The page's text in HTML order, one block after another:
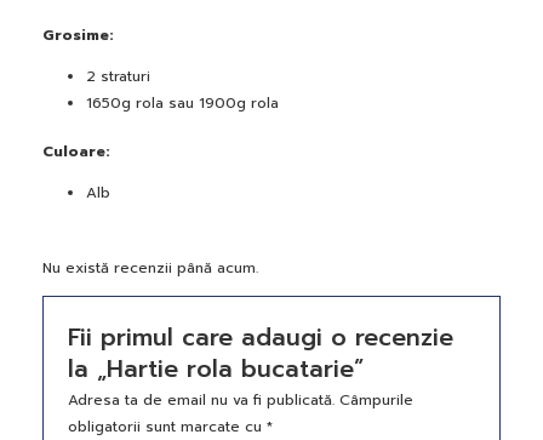
Grosime:
2 straturi
1650g rola sau 1900g rola
Culoare:
Alb
Nu există recenzii până acum.
Fii primul care adaugi o recenzie
la „Hartie rola bucatarie”
Adresa ta de email nu va fi publicată. Câmpurile
obligatorii sunt marcate cu*